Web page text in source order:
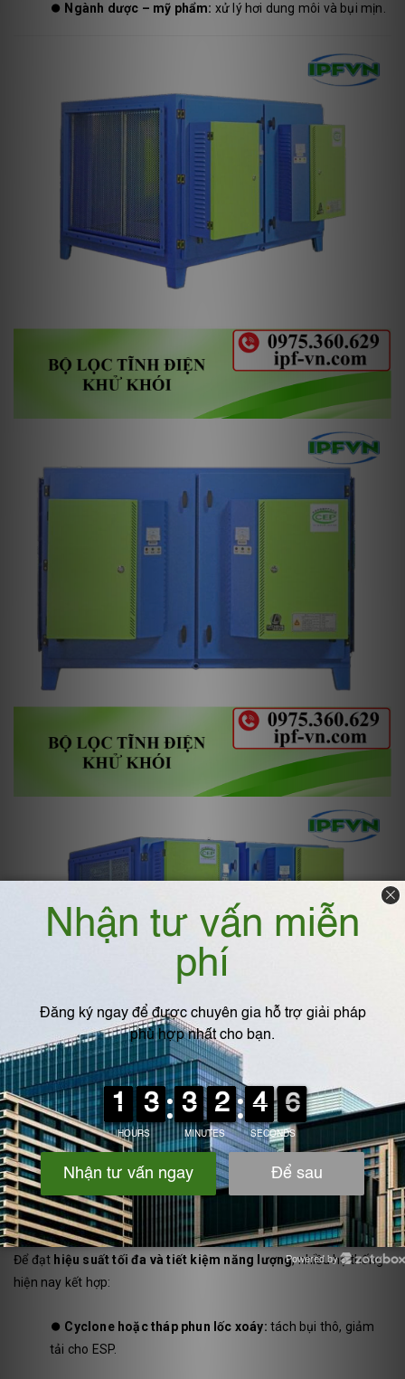
⏺️ Ngành dược – mỹ phẩm: xử lý hơi dung môi và bụi mịn.
7. Giải pháp kết hợp – tăng hiệu quả
lọc
Để đạt hiệu suất tối đa và tiết kiệm năng lượng, nhiều hệ thống
hiện nay kết hợp:
⏺️ Cyclone hoặc tháp phun lốc xoáy: tách bụi thô, giảm
tải cho ESP.
Powered by